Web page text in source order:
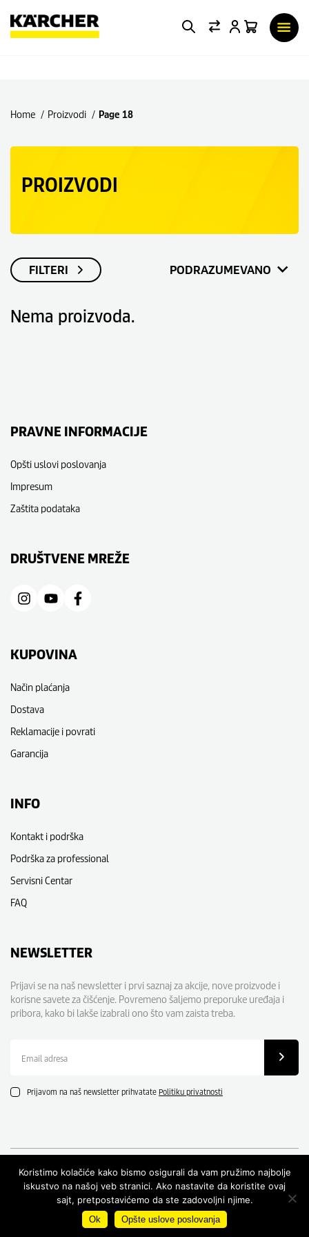
Home Proizvodi Page 18
PROIZVODI
FILTERI PODRAZUMEVANO
Nema proizvoda.
PRAVNE INFORMACIJE
Opšti uslovi poslovanja
Impresum
Zaštita podataka
DRUŠTVENE MREŽE
KUPOVINA
Način plaćanja
Dostava
Reklamacije i povrati
Garancija
INFO
Kontakt i podrška
Podrška za professional
Servisni Centar
FAQ
NEWSLETTER
Prijavi se na naš newsletter i prvi saznaj za akcije, nove proizvode i
korisne savete za čišćenje. Povremeno šaljemo preporuke uređaja i
pribora, kako bi lakše izabrali ono što vam zaista treba.
adresa
Prijavom na naš newsletter prihvatate Politiku privatnosti
© 2026 Kärcher Developed byCubes
Koristimo kolačiće kako bismo osigurali da vam pružimo najbolje
iskustvo na našoj veb stranici. Ako nastavite da koristite ovaj
sajt, pretpostavićemo da ste zadovoljni njime.
Ok Opšte uslove poslovanja